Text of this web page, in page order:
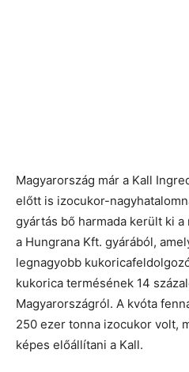
Magyarország már a Kall
előtt is izocukor-
gyártás bő harmada került ki
a Hungrana Kft. gyárából,
legnagyobb
kukorica termésének 14
Magyarországról. A kvóta
250 ezer tonna izocukor volt,
képes előállítani a Kall.